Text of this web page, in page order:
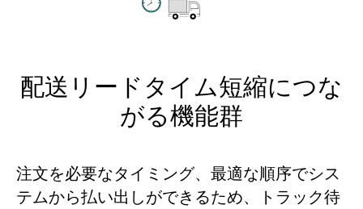
配送リードタイム短縮につな
がる機能群
注文を必要なタイミング、最適な順序でシス
テムから払い出しができるため、トラック待